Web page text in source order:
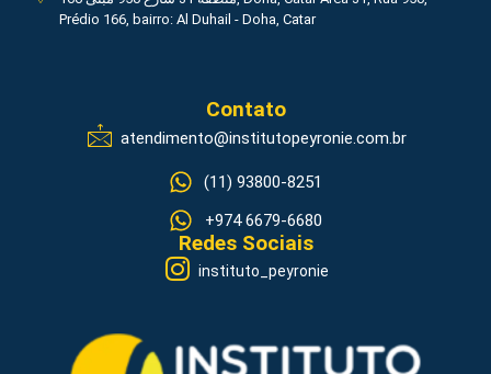
Prédio 166, bairro: Al Duhail - Doha, Catar
Contato
atendimento@institutopeyronie.com.br
(11) 93800-8251
+974 6679-6680
Redes Sociais
instituto_peyronie